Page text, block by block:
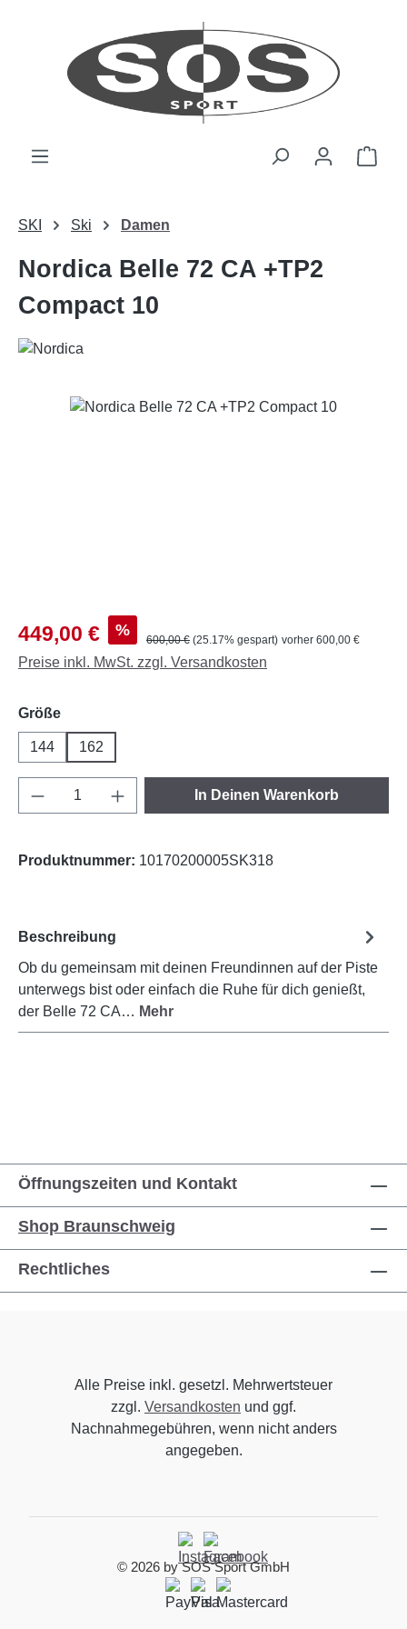
SKI Ski Damen
Nordica Belle 72 CA +TP2
Compact 10
Bildergalerie überspringen
Verkaufspreis:
449,00 € % Regulärer Preis:
600,00 € (25.17% gespart) vorher 600,00 €
Preise inkl. MwSt. zzgl. Versandkosten
Größeauswählen
144 162
Produkt Anzahl: Gib den gewünschten
In Deinen Warenkorb
Produktnummer: 10170200005SK318
Beschreibung
Ob du gemeinsam mit deinen Freundinnen auf der Piste
unterwegs bist oder einfach die Ruhe für dich genießt,
der Belle 72 CA… Mehr
Öffnungszeiten und Kontakt
Shop Braunschweig
Rechtliches
Alle Preise inkl. gesetzl. Mehrwertsteuer
zzgl. Versandkosten und ggf.
Nachnahmegebühren, wenn nicht anders
angegeben.
© 2026 by SOS Sport GmbH